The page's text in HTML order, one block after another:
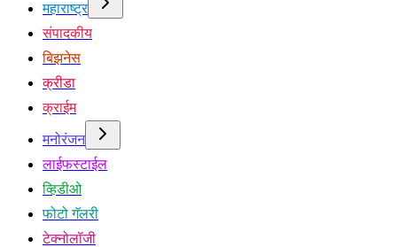
महाराष्ट्र
संपादकीय
बिझनेस
क्रीडा
क्राईम
मनोरंजन
लाईफस्टाईल
व्हिडीओ
फोटो गॅलरी
टेक्नोलॉजी